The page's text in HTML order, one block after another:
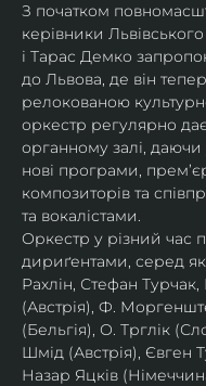
З початком
керівники
і Тарас Демко
до Львова, де він
релокованою
оркестр регулярно
органному залі,
нові програми,
композиторів та
та вокалістами.
Оркестр у різний час
дириґентами, серед
Рахлін, Стефан
(Австрія), Ф.
(Бельгія), О. Трглік
Шмід (Австрія), Євген
Назар Яцків